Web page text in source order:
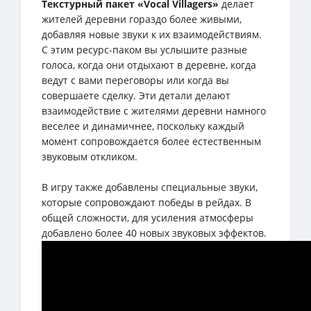
Текстурный пакет «Vocal Villagers» делает
жителей деревни гораздо более живыми,
добавляя новые звуки к их взаимодействиям.
С этим ресурс-паком вы услышите разные
голоса, когда они отдыхают в деревне, когда
ведут с вами переговоры или когда вы
совершаете сделку. Эти детали делают
взаимодействие с жителями деревни намного
веселее и динамичнее, поскольку каждый
момент сопровождается более естественным
звуковым откликом.
В игру также добавлены специальные звуки,
которые сопровождают победы в рейдах. В
общей сложности, для усиления атмосферы
добавлено более 40 новых звуковых эффектов.